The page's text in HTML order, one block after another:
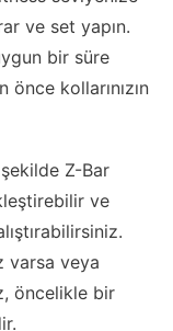
ve set yapın.
bir süre
önce kollarınızın
Z-Bar
ve
varsa veya
öncelikle bir